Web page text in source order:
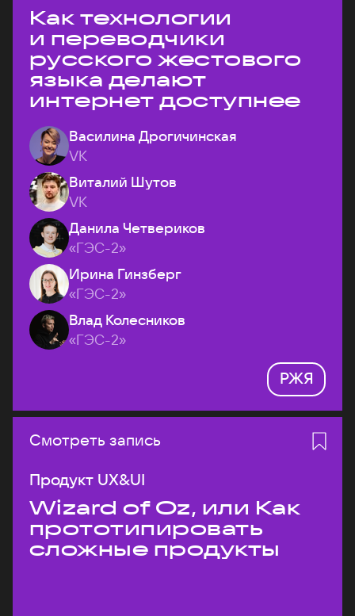
Как технологии
и переводчики
русского жестового
языка делают
интернет доступнее
Василина Дрогичинская
VK
Виталий Шутов
VK
Данила Четвериков
«ГЭС-2»
Ирина Гинзберг
«ГЭС-2»
Влад Колесников
«ГЭС-2»
РЖЯ
Смотреть запись
Продукт UX&UI
Wizard of Oz, или Как
прототипировать
сложные продукты